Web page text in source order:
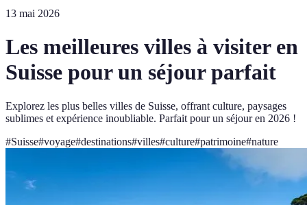
13 mai 2026
Les meilleures villes à visiter en
Suisse pour un séjour parfait
Explorez les plus belles villes de Suisse, offrant culture, paysages
sublimes et expérience inoubliable. Parfait pour un séjour en 2026 !
#Suisse#voyage#destinations#villes#culture#patrimoine#nature